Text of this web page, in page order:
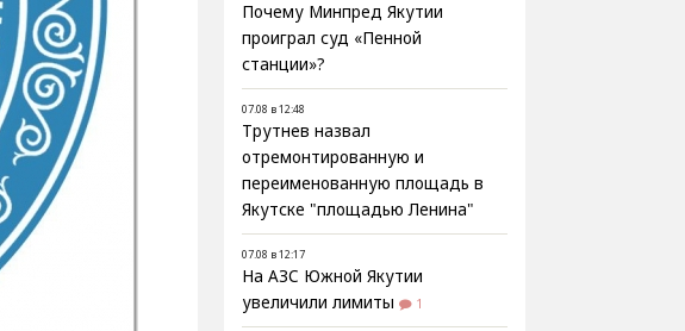
Почему Минпред Якутии
проиграл суд «Пенной
станции»?
07.08 в 12:48
Трутнев назвал
отремонтированную и
переименованную площадь в
Якутске "площадью Ленина"
07.08 в 12:17
На АЗС Южной Якутии
увеличили лимиты
1